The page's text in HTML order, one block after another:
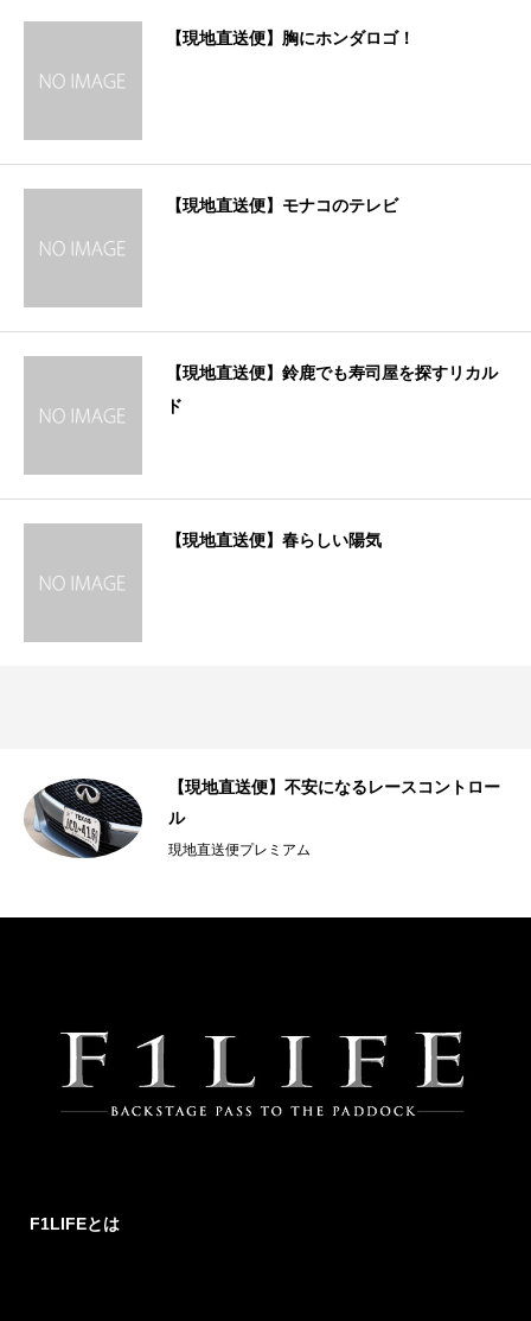
【現地直送便】胸にホンダロゴ！
【現地直送便】モナコのテレビ
【現地直送便】鈴鹿でも寿司屋を探すリカル
ド
【現地直送便】春らしい陽気
【現地直送便】不安になるレースコントロー
ル
現地直送便プレミアム
F1LIFEとは